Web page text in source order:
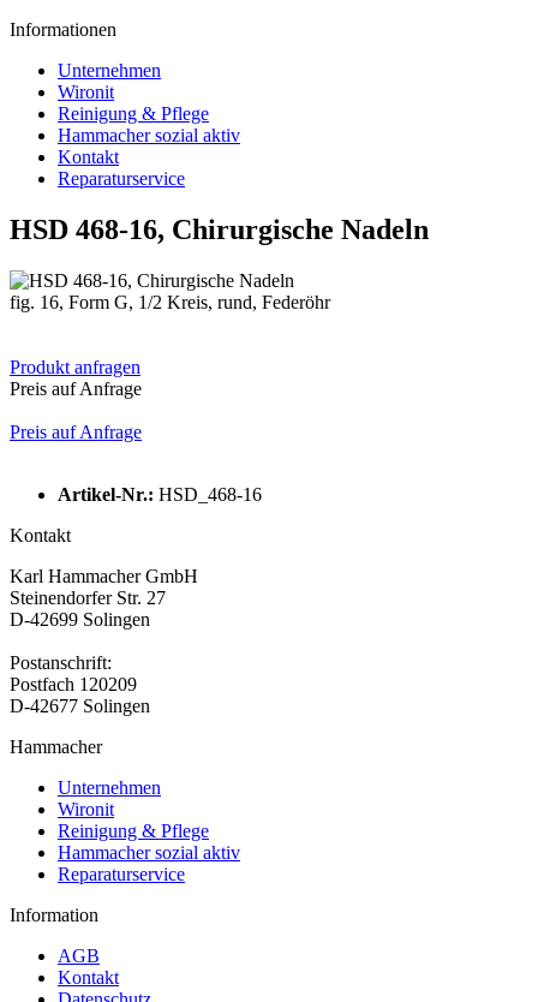
Informationen
Unternehmen
Wironit
Reinigung & Pflege
Hammacher sozial aktiv
Kontakt
Reparaturservice
HSD 468-16, Chirurgische Nadeln
fig. 16, Form G, 1/2 Kreis, rund, Federöhr
Produkt anfragen
Preis auf Anfrage
Preis auf Anfrage
Artikel-Nr.: HSD_468-16
Kontakt
Karl Hammacher GmbH
Steinendorfer Str. 27
D-42699 Solingen
Postanschrift:
Postfach 120209
D-42677 Solingen
Hammacher
Unternehmen
Wironit
Reinigung & Pflege
Hammacher sozial aktiv
Reparaturservice
Information
AGB
Kontakt